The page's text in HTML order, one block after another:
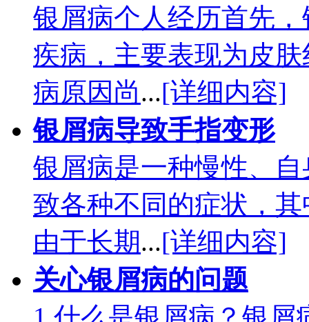
银屑病个人经历首先
疾病，主要表现为皮
病原因尚...[详细内容]
银屑病导致手指变形
银屑病是一种慢性、
致各种不同的症状，
由于长期...[详细内容]
关心银屑病的问题